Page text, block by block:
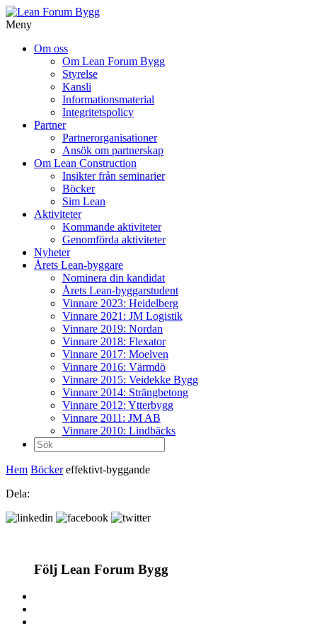
Meny
Om oss
Om Lean Forum Bygg
Styrelse
Kansli
Informationsmaterial
Integritetspolicy
Partner
Partnerorganisationer
Ansök om partnerskap
Om Lean Construction
Insikter från seminarier
Böcker
Sim Lean
Aktiviteter
Kommande aktiviteter
Genomförda aktiviteter
Nyheter
Årets Lean-byggare
Nominera din kandidat
Årets Lean-byggarstudent
Vinnare 2023: Heidelberg
Vinnare 2021: JM Logistik
Vinnare 2019: Nordan
Vinnare 2018: Flexator
Vinnare 2017: Moelven
Vinnare 2016: Värmdö
Vinnare 2015: Veidekke Bygg
Vinnare 2014: Strängbetong
Vinnare 2012: Ytterbygg
Vinnare 2011: JM AB
Vinnare 2010: Lindbäcks
Sök
efter:
Hem Böcker effektivt-byggande
Dela:
Följ Lean Forum Bygg